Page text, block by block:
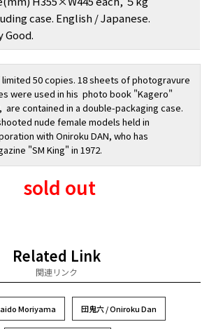
case. English / Japanese.
Good.
50 copies. 18 sheets of photogravure
were used in his photo book "Kagero"
are contained in a double-packaging case.
nude female models held in
with Oniroku DAN, who has
"SM King" in 1972.
sold out
Related Link
関連リンク
Moriyama 団鬼六 / Oniroku Dan